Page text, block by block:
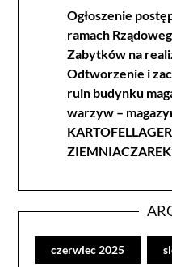
Ogłoszenie
ramach
Zabytków na
Odtworzenie i
ruin budynku
warzyw –
czerwiec 2025